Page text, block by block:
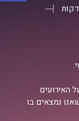
האירועים
נמצאים בו